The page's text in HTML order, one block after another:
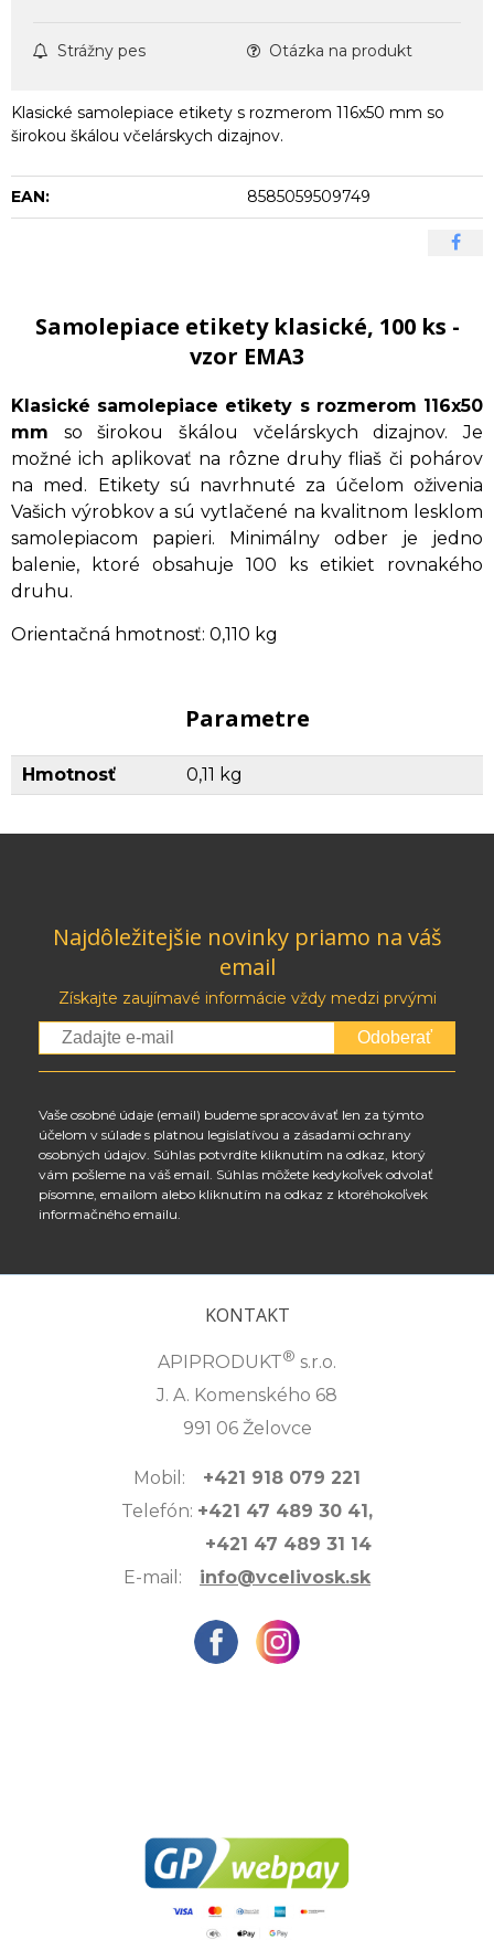
Strážny pes Otázka na produkt
Klasické samolepiace etikety s rozmerom 116x50 mm so
širokou škálou včelárskych dizajnov.
EAN: 8585059509749
Samolepiace etikety klasické, 100 ks -
vzor EMA3
Klasické samolepiace etikety s rozmerom 116x50
mm so širokou škálou včelárskych dizajnov. Je
možné ich aplikovať na rôzne druhy fliaš či pohárov
na med.
Etikety sú navrhnuté za účelom oživenia
Vašich výrobkov a sú vytlačené na kvalitnom lesklom
samolepiacom papieri. Minimálny odber je jedno
balenie, ktoré obsahuje 100 ks etikiet rovnakého
druhu.
Orientačná hmotnosť: 0,110 kg
Parametre
Hmotnosť 0,11 kg
Najdôležitejšie novinky priamo na váš
email
Získajte zaujímavé informácie vždy medzi prvými
Odoberať
Vaše osobné údaje (email) budeme spracovávať len za týmto
účelom v súlade s platnou legislatívou a zásadami ochrany
osobných údajov. Súhlas potvrdíte kliknutím na odkaz, ktorý
vám pošleme na váš email. Súhlas môžete kedykoľvek odvolať
písomne, emailom alebo kliknutím na odkaz z ktoréhokoľvek
informačného emailu.
KONTAKT
APIPRODUKT® s.r.o.
J. A. Komenského 68
991 06 Želovce
Mobil: +421 918 079 221
Telefón: +421 47 489 30 41,
+421 47 489 31 14
E-mail: info@vcelivosk.sk